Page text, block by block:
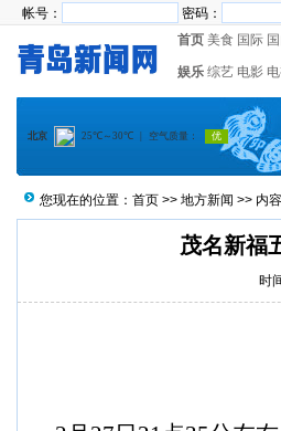
帐号： 密码：
首页 美食 国际
娱乐 综艺 电影
您现在的位置： 首页 >> 地方新闻 >> 内容
茂名新福
时